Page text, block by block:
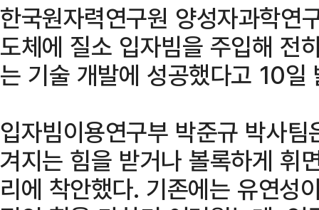
한국원자력연구원 양성자과학연
도체에 질소 입자빔을 주입해 전
는 기술 개발에 성공했다고 10일
입자빔이용연구부 박준규 박사
겨지는 힘을 받거나 볼록하게 휘
리에 착안했다. 기존에는 유연성